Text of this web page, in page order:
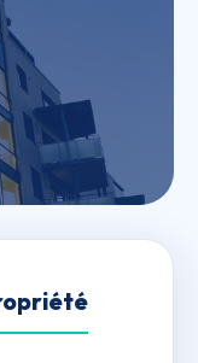
ALSACE